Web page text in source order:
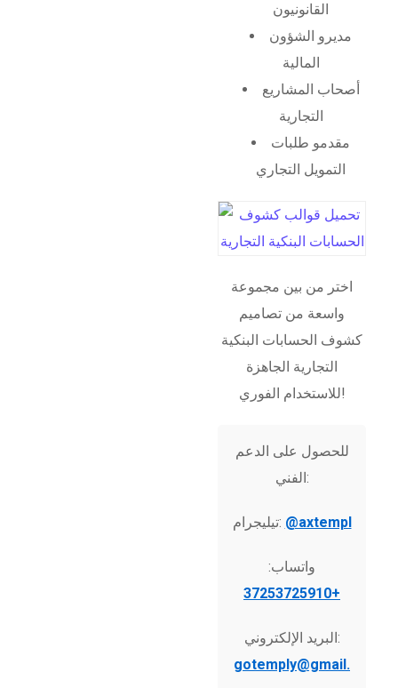
القانونيون
مديرو الشؤون
المالية
أصحاب المشاريع
التجارية
مقدمو طلبات
التمويل التجاري
اختر من بين مجموعة
واسعة من تصاميم
كشوف الحسابات البنكية
التجارية الجاهزة
للاستخدام الفوري!
للحصول على الدعم
الفني:
تيليجرام: @axtempl
واتساب:
+37253725910
البريد الإلكتروني:
gotemply@gmail.